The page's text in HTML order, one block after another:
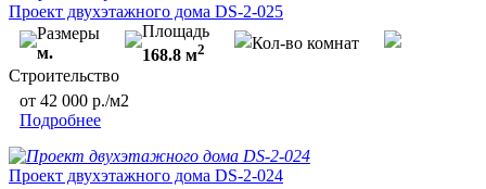
Проект двухэтажного дома DS-2-025
Размеры
м.
Площадь
168.8 м2
Кол-во комнат
Строительство
от 42 000 р./м2
Подробнее
Проект двухэтажного дома DS-2-024